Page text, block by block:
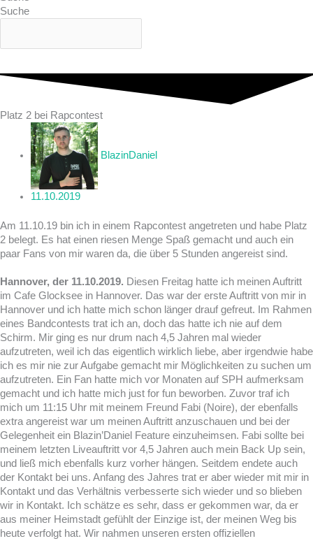
Suche
Platz 2 bei Rapcontest
BlazinDaniel
11.10.2019
Am 11.10.19 bin ich in einem Rapcontest angetreten und habe Platz
2 belegt. Es hat einen riesen Menge Spaß gemacht und auch ein
paar Fans von mir waren da, die über 5 Stunden angereist sind.
Hannover, der 11.10.2019. Diesen Freitag hatte ich meinen Auftritt
im Cafe Glocksee in Hannover. Das war der erste Auftritt von mir in
Hannover und ich hatte mich schon länger drauf gefreut. Im Rahmen
eines Bandcontests trat ich an, doch das hatte ich nie auf dem
Schirm. Mir ging es nur drum nach 4,5 Jahren mal wieder
aufzutreten, weil ich das eigentlich wirklich liebe, aber irgendwie habe
ich es mir nie zur Aufgabe gemacht mir Möglichkeiten zu suchen um
aufzutreten. Ein Fan hatte mich vor Monaten auf SPH aufmerksam
gemacht und ich hatte mich just for fun beworben. Zuvor traf ich
mich um 11:15 Uhr mit meinem Freund Fabi (Noire), der ebenfalls
extra angereist war um meinen Auftritt anzuschauen und bei der
Gelegenheit ein Blazin’Daniel Feature einzuheimsen. Fabi sollte bei
meinem letzten Liveauftritt vor 4,5 Jahren auch mein Back Up sein,
und ließ mich ebenfalls kurz vorher hängen. Seitdem endete auch
der Kontakt bei uns. Anfang des Jahres trat er aber wieder mit mir in
Kontakt und das Verhältnis verbesserte sich wieder und so blieben
wir in Kontakt. Ich schätze es sehr, dass er gekommen war, da er
aus meiner Heimstadt gefühlt der Einzige ist, der meinen Weg bis
heute verfolgt hat. Wir nahmen unseren ersten offiziellen